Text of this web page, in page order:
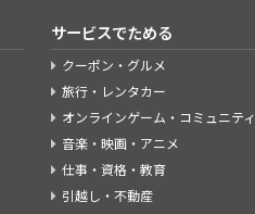
サービスでためる
クーポン・グルメ
旅行・レンタカー
オンラインゲーム・コミュニティ
音楽・映画・アニメ
仕事・資格・教育
引越し・不動産